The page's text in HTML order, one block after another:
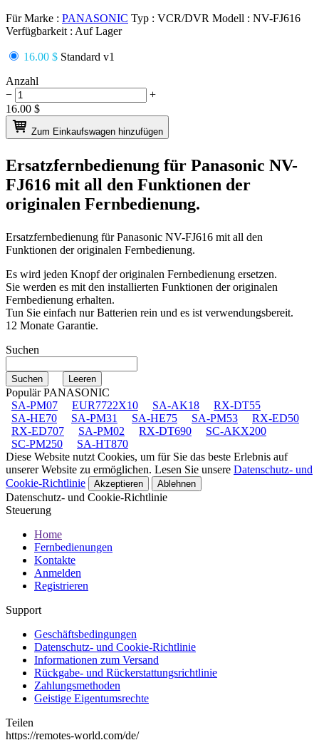
Für Marke : PANASONIC Typ : VCR/DVR Modell : NV-FJ616
Verfügbarkeit : Auf Lager
16.00 $ Standard v1
Anzahl
−
+
16.00 $
Zum Einkaufswagen hinzufügen
Ersatzfernbedienung für Panasonic NV-
FJ616 mit all den Funktionen der
originalen Fernbedienung.
Ersatzfernbedienung fürPanasonic NV-FJ616 mit all den
Funktionen der originalen Fernbedienung.
Es wird jeden Knopf der originalen Fernbedienung ersetzen.
Sie werden es mit den installierten Funktionen der originalen
Fernbedienung erhalten.
Tun Sie einfach nur Batterien rein und es ist verwendungsbereit.
12 Monate Garantie.
Suchen
Populär PANASONIC
SA-PM07
EUR7722X10 SA-AK18
RX-DT55
SA-HE70
SA-PM31 SA-HE75 SA-PM53
RX-ED50
RX-ED707
SA-PM02 RX-DT690
SC-AKX200
SC-PM250
SA-HT870
Diese Website nutzt Cookies, um für Sie das beste Erlebnis auf
unserer Website zu ermöglichen. Lesen Sie unsere Datenschutz- und
Cookie-Richtlinie
Akzeptieren Ablehnen
Datenschutz- und Cookie-Richtlinie
Steuerung
Home
Fernbedienungen
Kontakte
Anmelden
Registrieren
Support
Geschäftsbedingungen
Datenschutz- und Cookie-Richtlinie
Informationen zum Versand
Rückgabe- und Rückerstattungsrichtlinie
Zahlungsmethoden
Geistige Eigentumsrechte
Teilen
https://remotes-world.com/de/